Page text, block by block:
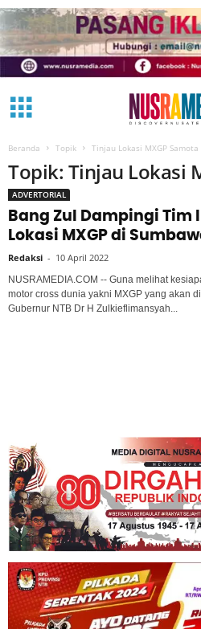
Beranda Topik Tinjau Lokasi MXGP Samota
Topik: Tinjau Lokasi
ADVERTORIAL
Bang Zul Dampingi Tim
Lokasi MXGP di
Redaksi - 10 April 2022
NUSRAMEDIA.COM -- Guna melihat
motor cross dunia yakni MXGP yang akan
Gubernur NTB Dr H Zulkieflimansyah...